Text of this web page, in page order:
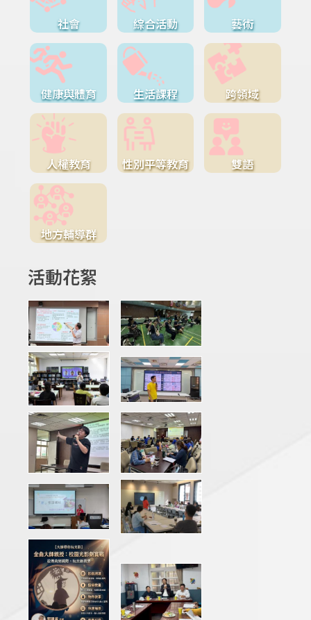
社會 綜合活動 藝術
健康與體育 生活課程 跨領域
人權教育 性別平等教育 雙語
地方輔導群
活動花絮